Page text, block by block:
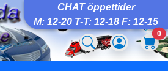
CHAT öppettider
M: 12-20 T-T: 12-18 F: 12-15
0